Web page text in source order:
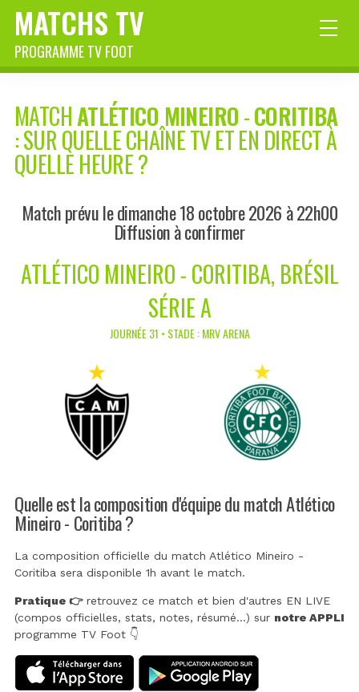
MATCHS TV
PROGRAMME TV FOOT
MATCHATLÉTICO MINEIRO-CORITIBA
: SUR QUELLE CHAÎNE TV ET EN DIRECT À
QUELLE HEURE ?
Match prévu le dimanche 18 octobre 2026 à 22h00
Diffusion à confirmer
ATLÉTICO MINEIRO - CORITIBA, BRÉSIL
SÉRIE A
JOURNÉE 31 • STADE : MRV ARENA
Quelle est la composition d'équipe du match Atlético
Mineiro - Coritiba ?
La composition officielle du match Atlético Mineiro -
Coritiba sera disponible 1h avant le match.
Pratique 👉retrouvez ce match et bien d'autres EN LIVE
(compos officielles, stats, notes, résumé...) sur notre APPLI
programme TV Foot 👇